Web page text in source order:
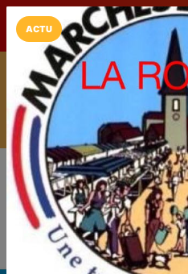
LaCarte
Installez l'App
Téléchargez
commerces favoris et
Télécharger
ACTU